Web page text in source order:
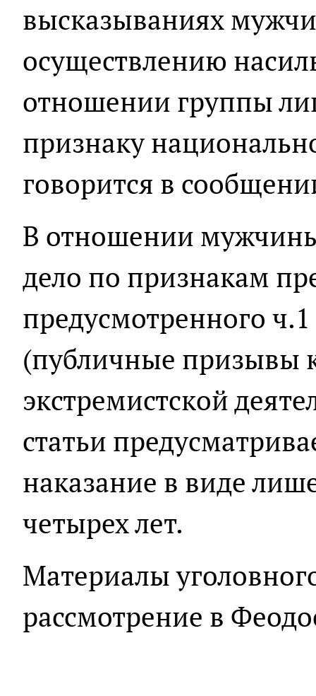
высказываниях
осуществлению
отношении группы
признаку
говорится в
В отношении
дело по признакам
предусмотренного
(публичные призывы
экстремистской
статьи
наказание в виде
четырех лет.
Материалы
рассмотрение в